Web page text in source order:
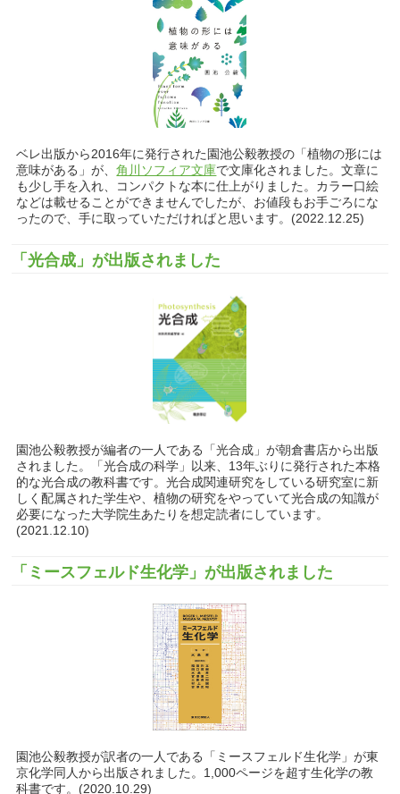
ベレ出版から2016年に発行された園池公毅教授の「植物の形には
意味がある」が、角川ソフィア文庫で文庫化されました。文章に
も少し手を入れ、コンパクトな本に仕上がりました。カラー口絵
などは載せることができませんでしたが、お値段もお手ごろにな
ったので、手に取っていただければと思います。(2022.12.25)
「光合成」が出版されました
園池公毅教授が編者の一人である「光合成」が朝倉書店から出版
されました。「光合成の科学」以来、13年ぶりに発行された本格
的な光合成の教科書です。光合成関連研究をしている研究室に新
しく配属された学生や、植物の研究をやっていて光合成の知識が
必要になった大学院生あたりを想定読者にしています。
(2021.12.10)
「ミースフェルド生化学」が出版されました
園池公毅教授が訳者の一人である「ミースフェルド生化学」が東
京化学同人から出版されました。1,000ページを超す生化学の教
科書です。(2020.10.29)